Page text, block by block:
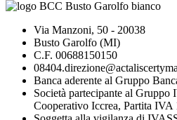
Via Manzoni, 50 - 20038
Busto Garolfo (MI)
C.F. 00688150150
Banca aderente al Gruppo
Società partecipante al
Cooperativo Iccrea, Partita IVA